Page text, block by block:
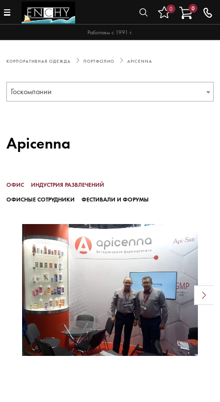
Работаем с 1991 г.
0 0
КОРПОРАТИВНАЯ ОДЕЖДА ПОРТФОЛИО APICENNA
Госкомпании
Apicenna
ОФИС
ИНДУСТРИЯ РАЗВЛЕЧЕНИЙ
ОФИСНЫЕ СОТРУДНИКИ
ФЕСТИВАЛИ И ФОРУМЫ